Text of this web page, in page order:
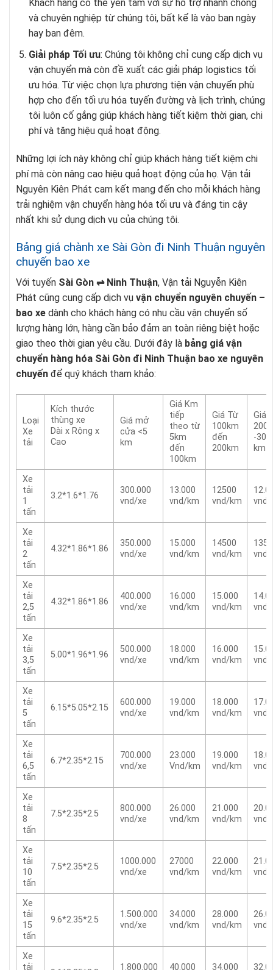
Khách hàng có thể yên tâm với sự hỗ trợ nhanh chóng
và chuyên nghiệp từ chúng tôi, bất kể là vào ban ngày
hay ban đêm.
Giải pháp Tối ưu: Chúng tôi không chỉ cung cấp dịch vụ
vận chuyển mà còn đề xuất các giải pháp logistics tối
ưu hóa. Từ việc chọn lựa phương tiện vận chuyển phù
hợp cho đến tối ưu hóa tuyến đường và lịch trình, chúng
tôi luôn cố gắng giúp khách hàng tiết kiệm thời gian, chi
phí và tăng hiệu quả hoạt động.
Những lợi ích này không chỉ giúp khách hàng tiết kiệm chi
phí mà còn nâng cao hiệu quả hoạt động của họ. Vận tải
Nguyên Kiên Phát cam kết mang đến cho mỗi khách hàng
trải nghiệm vận chuyển hàng hóa tối ưu và đáng tin cậy
nhất khi sử dụng dịch vụ của chúng tôi.
Bảng giá chành xe Sài Gòn đi Ninh Thuận nguyên
chuyến bao xe
Với tuyến Sài Gòn ⇌ Ninh Thuận, Vận tải Nguyễn Kiên
Phát cũng cung cấp dịch vụ vận chuyển nguyên chuyến –
bao xe dành cho khách hàng có nhu cầu vận chuyển số
lượng hàng lớn, hàng cần bảo đảm an toàn riêng biệt hoặc
giao theo thời gian yêu cầu. Dưới đây là bảng giá vận
chuyển hàng hóa Sài Gòn đi Ninh Thuận bao xe nguyên
chuyến để quý khách tham khảo:
Loại
Xe
tải
Kích thước
thùng xe
Dài x Rộng x
Cao
Giá mở
cửa <5
km
Giá Km
tiếp
theo từ
5km
đến
100km
Giá Từ
100km
đến
200km
Giá
-300
km
Xe
tải
1
tấn
3.2*1.6*1.76
300.000
vnd/xe
13.000
vnd/km
12500
vnd/km
vnd/
Xe
tải
2
tấn
4.32*1.86*1.86
350.000
vnd/xe
15.000
vnd/km
14500
vnd/km
vnd/
Xe
tải
2,5
tấn
4.32*1.86*1.86
400.000
vnd/xe
16.000
vnd/km
15.000
vnd/km
vnd/
Xe
tải
3,5
tấn
5.00*1.96*1.96
500.000
vnd/xe
18.000
vnd/km
16.000
vnd/km
vnd/
Xe
tải
5
tấn
6.15*5.05*2.15
600.000
vnd/xe
19.000
vnd/km
18.000
vnd/km
vnd/
Xe
tải
6,5
tấn
6.7*2.35*2.15
700.000
vnd/xe
23.000
Vnd/km
19.000
vnd/km
vnd/
Xe
tải
8
tấn
7.5*2.35*2.5
800.000
vnd/xe
26.000
vnd/km
21.000
vnd/km
vnd/
Xe
tải
10
tấn
7.5*2.35*2.5
1000.000
vnd/xe
27000
vnd/km
22.000
vnd/km
vnd/
Xe
tải
15
tấn
9.6*2.35*2.5
1.500.000
vnd/xe
34.000
vnd/km
28.000
vnd/km
vnd/
Xe
tải
1.800.000
40.000
34.000